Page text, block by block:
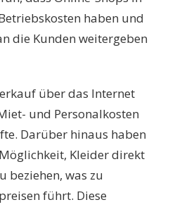
haben und
die Kunden weitergeben
über das Internet
und Personalkosten
Darüber hinaus haben
Kleider direkt
beziehen, was zu
führt. Diese